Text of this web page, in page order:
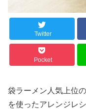
Twitter
Pocket
袋ラーメン人気上位
を使ったアレンジレ